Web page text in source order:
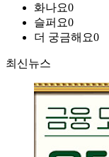
화나요0
슬퍼요0
더 궁금해요0
최신뉴스